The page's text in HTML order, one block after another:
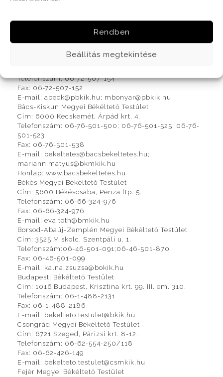
Rendben
Beállítás megtekintése
érhető el: http://www.bekeltetes.hu
információ itt érhető el:
https://bekeltetes.hu/index.php?id=testuletek
Baranya Megyei Békéltető Testület
Telefonszám: 06-72-507-154
Fax: 06-72-507-152
E-mail: abeck@pbkik.hu; mbonyar@pbkik.hu
Bács-Kiskun Megyei Békéltető Testület
Cím: 6000 Kecskemét, Árpád krt. 4.
Telefonszám: 06-76-501-500; 06-76-501-525, 06-76-
501-523
Fax: 06-76-501-538
E-mail: bekeltetes@bacsbekeltetes.hu;
mariann.matyus@bkmkik.hu
Honlap: www.bacsbekeltetes.hu
Békés Megyei Békéltető Testület
Cím: 5600 Békéscsaba, Penza ltp. 5.
Telefonszám: 06-66-324-976
Fax: 06-66-324-976
E-mail: eva.toth@bmkik.hu
Borsod-Abaúj-Zemplén Megyei Békéltető Testület
Cím: 3525 Miskolc, Szentpáli u. 1.
Telefonszám:06-46-501-091;06-46-501-870
Fax: 06-46-501-099
E-mail: kalna.zsuzsa@bokik.hu
Budapesti Békéltető Testület
Cím: 1016 Budapest, Krisztina krt. 99. III. em. 310.
Telefonszám: 06-1-488-2131
Fax: 06-1-488-2186
E-mail: bekelteto.testulet@bkik.hu
Csongrád Megyei Békéltető Testület
Cím: 6721 Szeged, Párizsi krt. 8-12.
Telefonszám: 06-62-554-250/118
Fax: 06-62-426-149
E-mail: bekelteto.testulet@csmkik.hu
Fejér Megyei Békéltető Testület